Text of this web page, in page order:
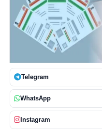
Telegram
WhatsApp
Instagram